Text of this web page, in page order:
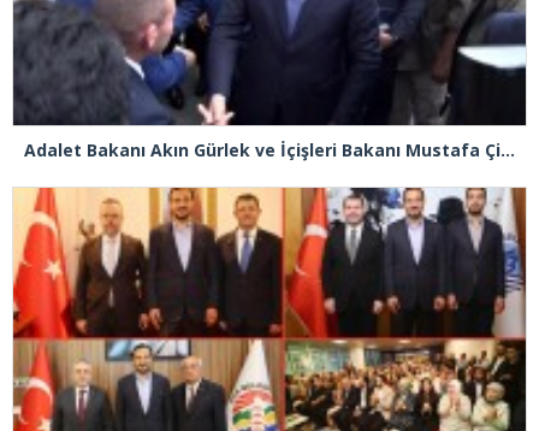
Adalet Bakanı Akın Gürlek ve İçişleri Bakanı Mustafa Çiftçi Esenyurt’ta